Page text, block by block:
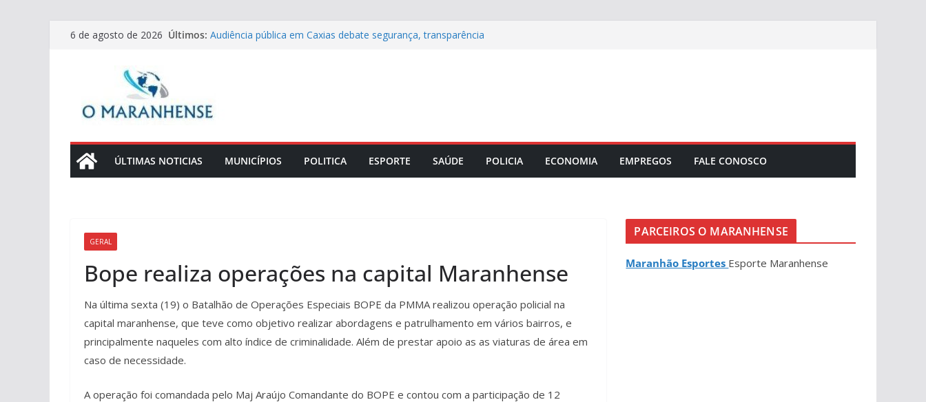
Pular6 de agosto de 2026 Últimos: Audiência pública em Caxias debate segurança, transparência
nas Eleições 2026
TSE aprova orçamento de R$ 13,9 bi para a Justiça Eleitoral
Novo Regimento Interno entra em vigor com avanços em
inovação, paridade de gênero e modernização processual
ÚLTIMAS NOTICIAS MUNICÍPIOS POLITICA ESPORTE SAÚDE POLICIA ECONOMIA EMPREGOS FALE CONOSCO
GERAL
Bope realiza operações na capital Maranhense
Na última sexta (19) o Batalhão de Operações Especiais BOPE da PMMA realizou operação policial na
capital maranhense, que teve como objetivo realizar abordagens e patrulhamento em vários bairros, e
principalmente naqueles com alto índice de criminalidade. Além de prestar apoio as as viaturas de área em
caso de necessidade.
A operação foi comandada pelo Maj Araújo Comandante do BOPE e contou com a participação de 12
PARCEIROS O MARANHENSE
Maranhão Esportes Esporte Maranhense